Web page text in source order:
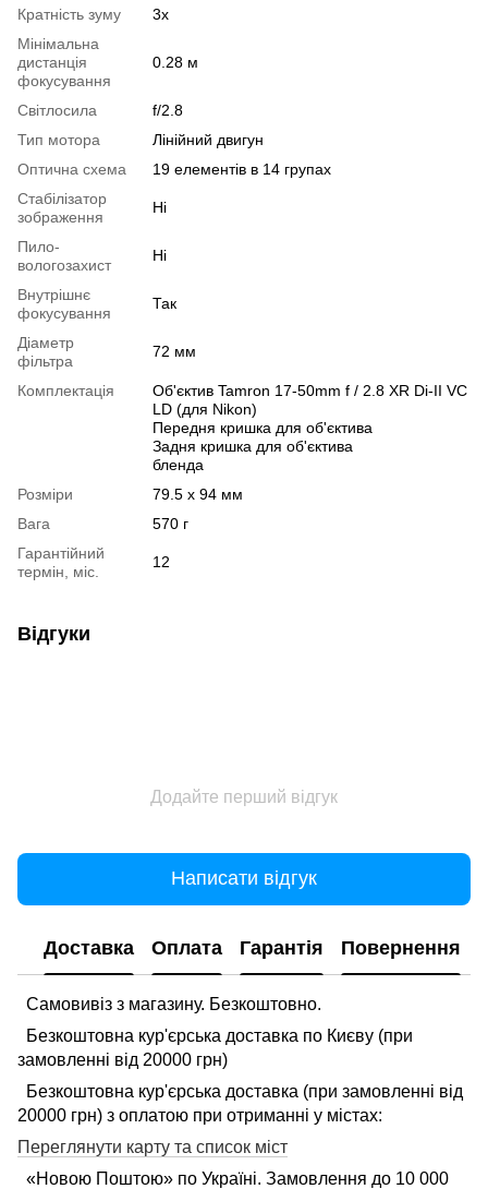
Кратність зуму
3x
Мінімальна
дистанція
фокусування
0.28 м
Світлосила
f/2.8
Тип мотора
Лінійний двигун
Оптична схема
19 елементів в 14 групах
Стабілізатор
зображення
Ні
Пило-
вологозахист
Ні
Внутрішнє
фокусування
Так
Діаметр
фільтра
72 мм
Комплектація
Об'єктив Tamron 17-50mm f / 2.8 XR Di-II VC
LD (для Nikon)
Передня кришка для об'єктива
Задня кришка для об'єктива
бленда
Розміри
79.5 x 94 мм
Вага
570 г
Гарантійний
термін, міс.
12
Відгуки
Додайте перший відгук
Написати відгук
Доставка Оплата Гарантія Повернення
Самовивіз з магазину. Безкоштовно.
Безкоштовна кур'єрська доставка по Києву (при
замовленні від 20000 грн)
Безкоштовна кур'єрська доставка (при замовленні від
20000 грн) з оплатою при отриманні у містах:
Переглянути карту та список міст
«Новою Поштою» по Україні. Замовлення до 10 000